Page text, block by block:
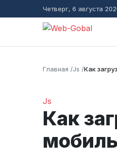
Четверг, 6 августа
Главная Js Как
Js
Как